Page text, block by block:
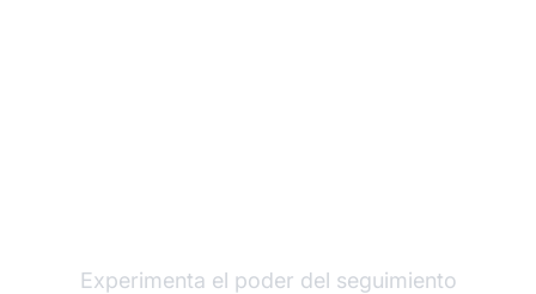
Experimenta el poder del seguimiento